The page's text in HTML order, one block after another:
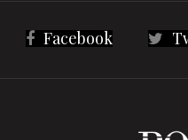
Facebook